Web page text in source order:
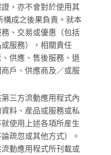
，亦不會對於使用其
構成之後果負責。就本
、交易或優惠（包括
服務），相關責任
、供應、售後服務、退
戶、供應商及／或服
三方流動應用程式內
料、産品或服務或私
使用上述各項所産生
疏忽或其他方式）。
動應用程式所刊載或